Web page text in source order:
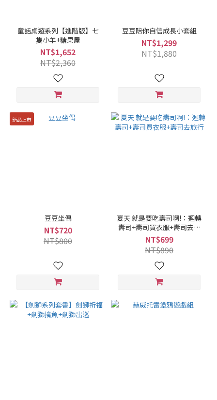
童話桌遊系列【進階版】七
隻小羊+糖果屋
NT$1,652
NT$2,360
豆豆陪你自信成長小套組
NT$1,299
NT$1,880
新品上市
豆豆坐偶
NT$720
NT$800
夏天 就是要吃壽司啊!：迴轉
壽司+壽司買衣服+壽司去旅
行
NT$699
NT$890